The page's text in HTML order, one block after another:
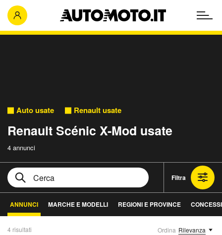
Auto usate Renault usate
Renault Scénic X-Mod usate
4 annunci
Filtra
ANNUNCI MARCHE E MODELLI REGIONI E PROVINCE
4 risultati Ordina Rilevanza